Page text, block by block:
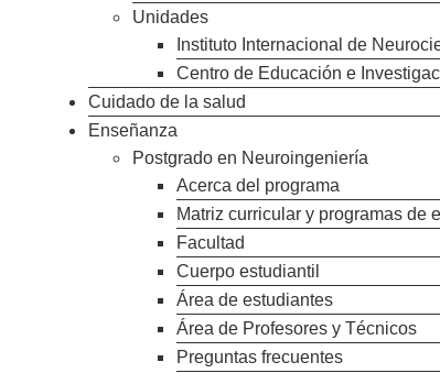
Unidades
Instituto Internacional de
Centro de Educación e
Cuidado de la salud
Enseñanza
Postgrado en Neuroingeniería
Acerca del programa
Matriz curricular y programas de
Facultad
Cuerpo estudiantil
Área de estudiantes
Área de Profesores y Técnicos
Preguntas frecuentes